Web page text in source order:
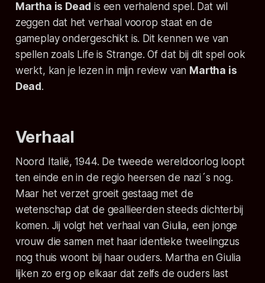
Martha is Dead is een verhalend spel. Dat wil
zeggen dat het verhaal voorop staat en de
gameplay ondergeschikt is. Dit kennen we van
spellen zoals Life is Strange. Of dat bij dit spel ook
werkt, kan je lezen in mijn review van Martha is
Dead .
Verhaal
Noord Italië, 1944. De tweede wereldoorlog loopt
ten einde en in de regio heersen de nazi´s nog.
Maar het verzet groeit gestaag met de
wetenschap dat de geallieerden steeds dichterbij
komen. Jij volgt het verhaal van Giulia, een jonge
vrouw die samen met haar identieke tweelingzus
nog thuis woont bij haar ouders. Martha en Giulia
lijken zo erg op elkaar dat zelfs de ouders last